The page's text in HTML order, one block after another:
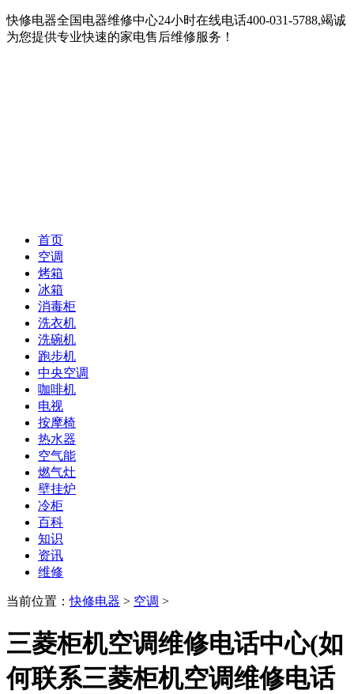
快修电器全国电器维修中心24小时在线电话400-031-5788,竭诚
为您提供专业快速的家电售后维修服务！
首页
空调
烤箱
冰箱
消毒柜
洗衣机
洗碗机
跑步机
中央空调
咖啡机
电视
按摩椅
热水器
空气能
燃气灶
壁挂炉
冷柜
百科
知识
资讯
维修
当前位置：快修电器 > 空调 >
三菱柜机空调维修电话中心(如
何联系三菱柜机空调维修电话